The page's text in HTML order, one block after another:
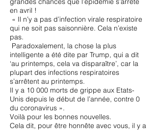
en avril !
« Il n’y a pas d’infection virale respiratoire
qui ne soit pas saisonnière. Cela n’existe
pas.
Paradoxalement, la chose la plus
intelligente a été dite par Trump, qui a dit
‘au printemps, cela va disparaître’, car la
plupart des infections respiratoires
s’arrêtent au printemps.
Il y a 10 000 morts de grippe aux Etats-
Unis depuis le début de l’année, contre 0
du coronavirus ».
Voilà pour les bonnes nouvelles.
Cela dit, pour être honnête avec vous, il y a